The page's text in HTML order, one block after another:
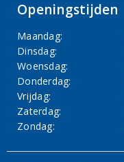
Openingstijden
Maandag:
Dinsdag:
Woensdag:
Donderdag:
Vrijdag:
Zaterdag:
Zondag: